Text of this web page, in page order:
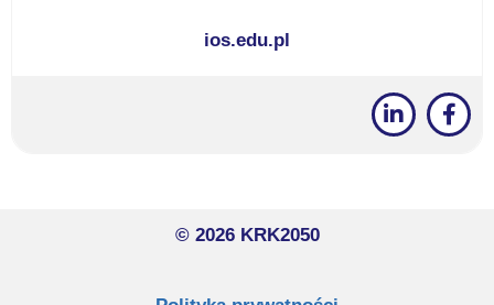
ios.edu.pl
© 2026 KRK2050